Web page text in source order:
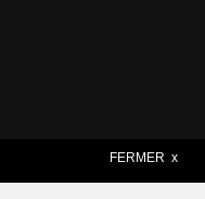
FERMER x